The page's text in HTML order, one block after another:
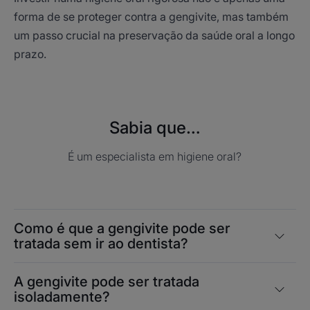
forma de se proteger contra a gengivite, mas também
um passo crucial na preservação da saúde oral a longo
prazo.
Sabia que…
É um especialista em higiene oral?
Como é que a gengivite pode ser
tratada sem ir ao dentista?
A gengivite pode ser tratada
isoladamente?